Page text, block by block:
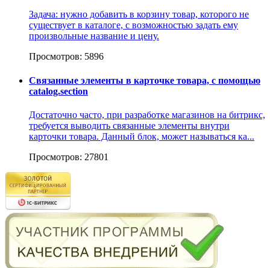
Задача: нужно добавить в корзину товар, которого не
существует в каталоге, с возможностью задать ему
произвольные название и цену.
Просмотров: 5896
Связанные элементы в карточке товара, с помощью
catalog.section
Достаточно часто, при разработке магазинов на битрикс,
требуется выводить связанные элементы внутри
карточки товара. Данный блок, может называться ка...
Просмотров: 27801